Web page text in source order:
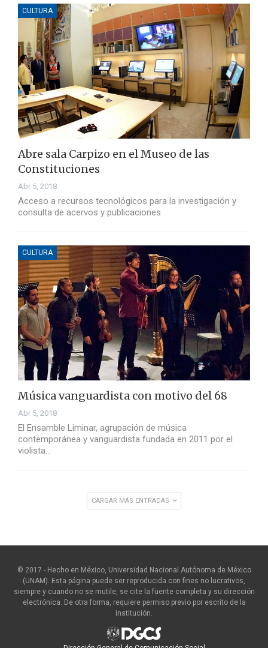
CULTURA
Abre sala Carpizo en el Museo de las
Constituciones
Abr 5, 2018
Acceso a recursos tecnológicos para la investigación y
consulta de acervos y publicaciones
CULTURA
Música vanguardista con motivo del 68
Abr 5, 2018
El Ensamble Liminar, agrupación de música
contemporánea y vanguardista fundada en 2011 por el
violista…
CARGAR MÁS ENTRADAS
© 2017 - Hecho en México, Universidad Nacional Autónoma de México
(UNAM). Esta página puede ser reproducida con fines no lucrativos,
siempre y cuando no se mutile, se cite la fuente completa y su dirección
electrónica. De otra forma, requiere permiso previo por escrito de la
institución.